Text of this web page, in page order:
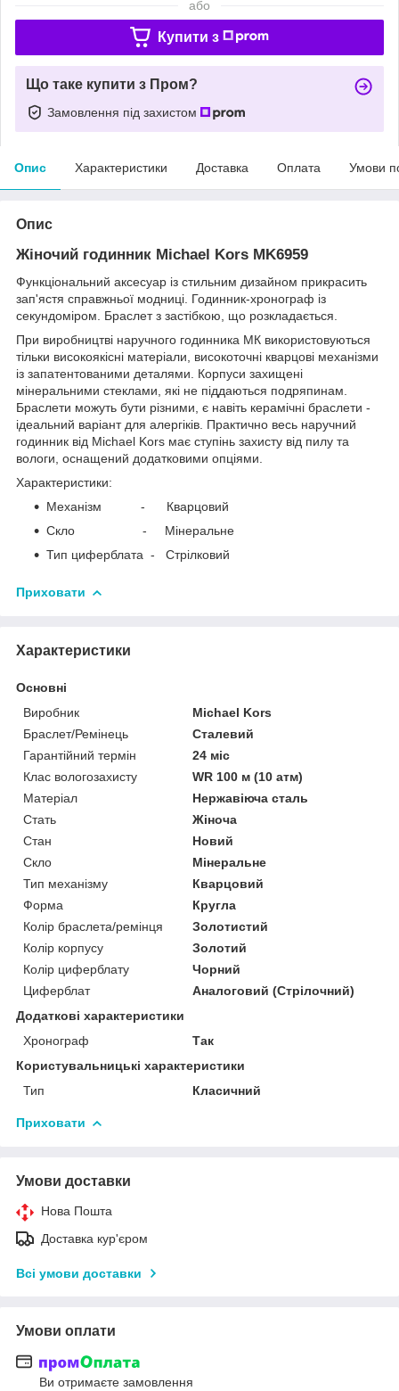
або
Купити з
Що таке купити з Пром?
Замовлення під захистом
Опис Характеристики Доставка Оплата Умови
Опис
Жіночий годинник Michael Kors MK6959
Функціональний аксесуар із стильним дизайном прикрасить
зап'ястя справжньої модниці. Годинник-хронограф із
секундоміром. Браслет з застібкою, що розкладається.
При виробництві наручного годинника МК використовуються
тільки високоякісні матеріали, високоточні кварцові механізми
із запатентованими деталями. Корпуси захищені
мінеральними стеклами, які не піддаються подряпинам.
Браслети можуть бути різними, є навіть керамічні браслети -
ідеальний варіант для алергіків. Практично весь наручний
годинник від Michael Kors має ступінь захисту від пилу та
вологи, оснащений додатковими опціями.
Характеристики:
Механізм - Кварцовий
Скло - Мінеральне
Тип циферблата - Стрілковий
Приховати
Характеристики
Основні
Виробник
Michael Kors
Браслет/Ремінець
Сталевий
Гарантійний термін
24 міс
Клас вологозахисту
WR 100 м (10 атм)
Матеріал
Нержавіюча сталь
Стать
Жіноча
Стан
Новий
Скло
Мінеральне
Тип механізму
Кварцовий
Форма
Кругла
Колір браслета/ремінця
Золотистий
Колір корпусу
Золотий
Колір циферблату
Чорний
Циферблат
Аналоговий (Стрілочний)
Додаткові характеристики
Хронограф
Так
Користувальницькі характеристики
Тип
Класичний
Приховати
Умови доставки
Нова Пошта
Доставка кур'єром
Всі умови доставки
Умови оплати
Ви отримаєте замовлення